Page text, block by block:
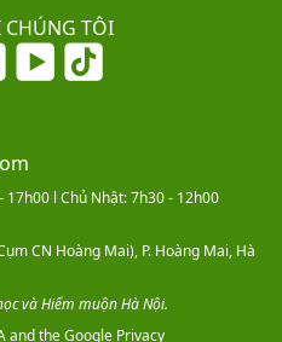
TÔI
and the GooglePrivacy
17h00 l Chủ Nhật: 7h30 - 12h00
CN Hoàng Mai), P. Hoàng Mai, Hà
và Hiếm muộn Hà Nội.